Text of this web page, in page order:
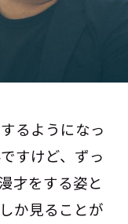
るようになっ
すけど、ずっ
才をする姿と
か見ることが